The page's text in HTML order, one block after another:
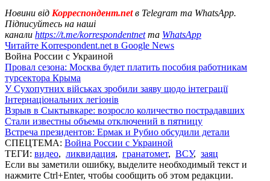
Новини від Корреспондент.netв Telegram та WhatsApp.
Підписуйтесь на наші
канали https://t.me/korrespondentnetта WhatsApp
Читайте Korrespondent.net в Google News
Война России с Украиной
Провал сезона: Москва будет платить пособия работникам
турсектора Крыма
У Сухопутних військах зробили заяву щодо інтеграції
Інтернаціональних легіонів
Взрыв в Сыктывкаре: возросло количество пострадавших
Стали известны объемы отключений в пятницу
Встреча президентов: Ермак и Рубио обсудили детали
СПЕЦТЕМА: Война России с Украиной
ТЕГИ: видео, ликвидация, гранатомет, ВСУ, заяц
Если вы заметили ошибку, выделите необходимый текст и
нажмите Ctrl+Enter, чтобы сообщить об этом редакции.